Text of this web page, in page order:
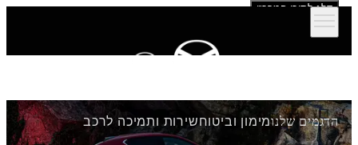
דלג לתוכן המרכזי
הדגמים שלנומימון וביטוחשירות ותמיכה לרכב